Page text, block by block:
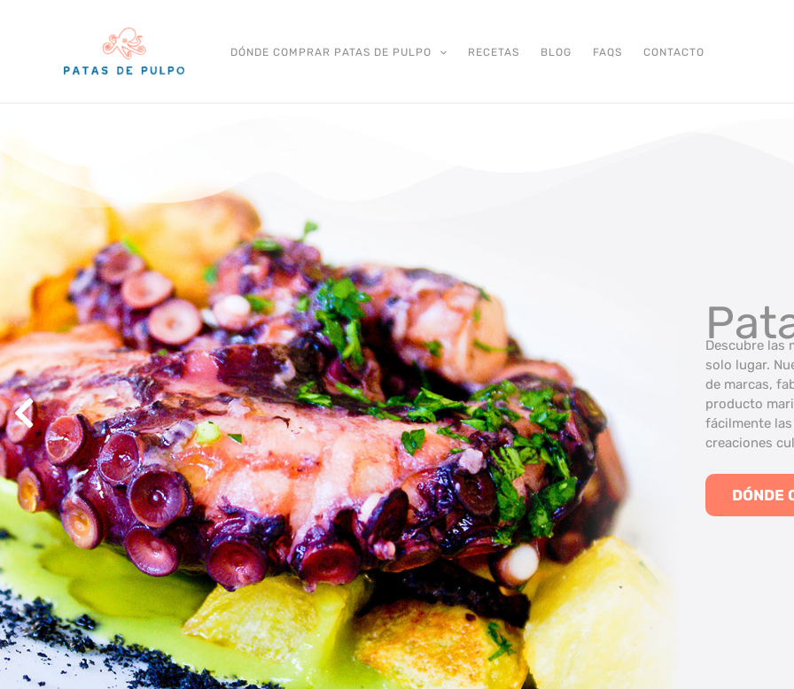
contenido
DÓNDE COMPRAR PATAS DE PULPO RECETAS BLOG FAQS CONTACTO
Descubre las
solo lugar.
de marcas,
producto
fácilmente
creaciones
DÓNDE